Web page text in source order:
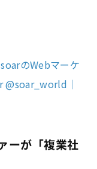
のWebマーケ
@soar_world｜
ーが「複業社